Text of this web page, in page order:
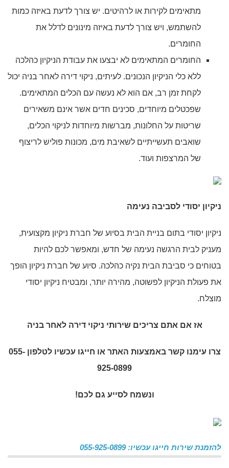
מתאימים לקירות או לרהיטים. יש צורך לדעת באיזה כמות
להשתמש, ויש צורך לדעת באיזה מינונים לדלל את
החומרים.
החומרים המתאימים לא יבצעו את עבודת הניקיון כהלכה
ללא כלי הניקיון הנכונים. לעיתים, ניקוי דירה לאחר בניה יכול
לקחת זמן רב, אם הוא לא נעשה עם הכלים המתאימים.
שפכטלים מיוחדים, סכינים חדים אשר אינם משאירים
שריטות על החלונות, מברשות מיוחדות לניקוי הכלים,
שואבים תעשייתיים לשאיבת מים, מכונות פוליש לריצוף
של המרצפות ועוד.
ניקיון יסודי לסביבה נעימה
ניקיון יסודי בתום בניית הבית בסיוע של חברת ניקיון מקצועית,
מעניק לבית הרגשה נעימה של חדש, ומאפשר לכם להיות
בטוחים כי סביבת הבית נקיה כהלכה. סיוע של חברת ניקיון הופך
את פעולת הניקיון לפשוטה, מהירה יותר, ומבטיח ניקיון יסודי
מוצלח.
אז אם אתם צריכים שירותי ניקוי דירה לאחר בניה
צרו עימנו קשר באמצעות האתר או חייגו עכשיו לטלפון 055-
925-0899
ונשמח לסייע גם לכם!
להזמנת שירות חייגו עכשיו: 055-925-0899